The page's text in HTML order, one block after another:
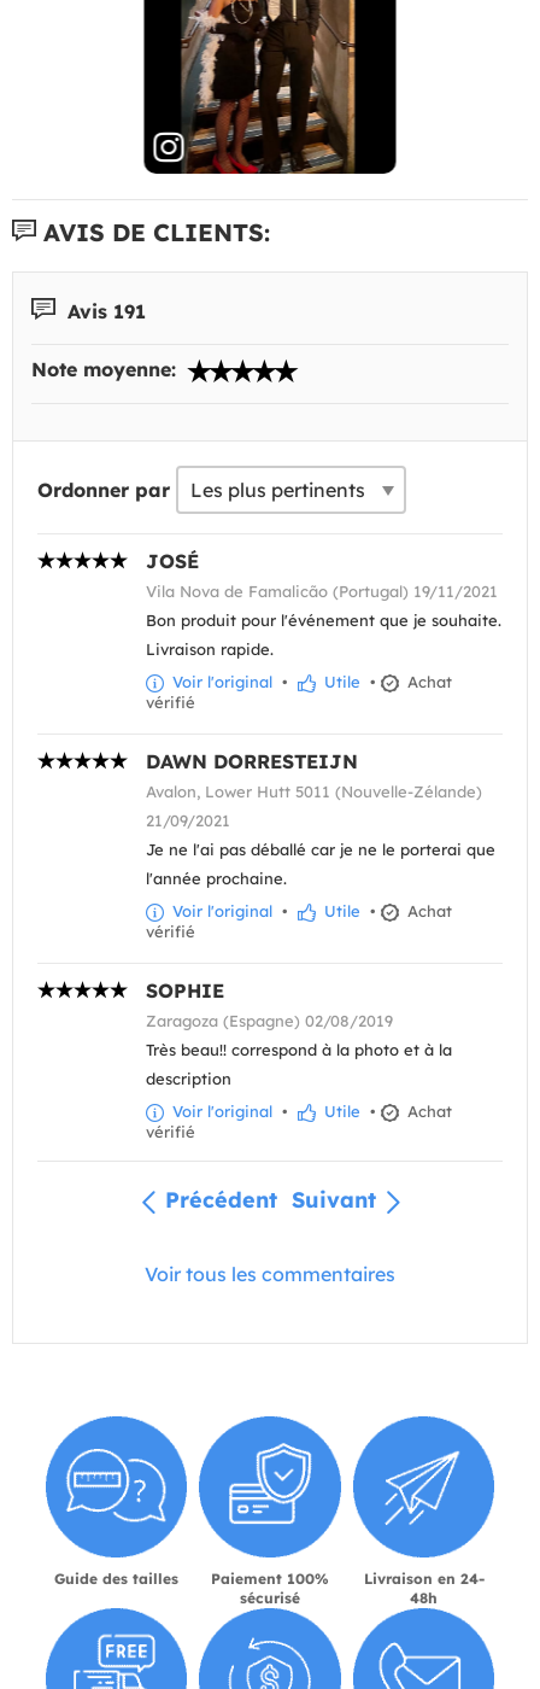
AVIS DE CLIENTS:
Avis 191
Note moyenne:
Ordonner par
JOSÉ
Vila Nova de Famalicão (Portugal) 19/11/2021
Bon produit pour l'événement que je souhaite.
Livraison rapide.
Voir l'original • Utile •
Achat
vérifié
DAWN DORRESTEIJN
Avalon, Lower Hutt 5011 (Nouvelle-Zélande)
21/09/2021
Je ne l'ai pas déballé car je ne le porterai que
l'année prochaine.
Voir l'original • Utile •
Achat
vérifié
SOPHIE
Zaragoza (Espagne) 02/08/2019
Très beau!! correspond à la photo et à la
description
Voir l'original • Utile •
Achat
vérifié
Précédent Suivant
Voir tous les commentaires
Guide des tailles
Paiement 100%
sécurisé
Livraison en 24-
48h